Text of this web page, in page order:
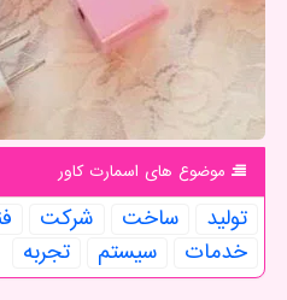
موضوع های اسمارت كاور
تولید ساخت شركت
خدمات
سیستم تجربه